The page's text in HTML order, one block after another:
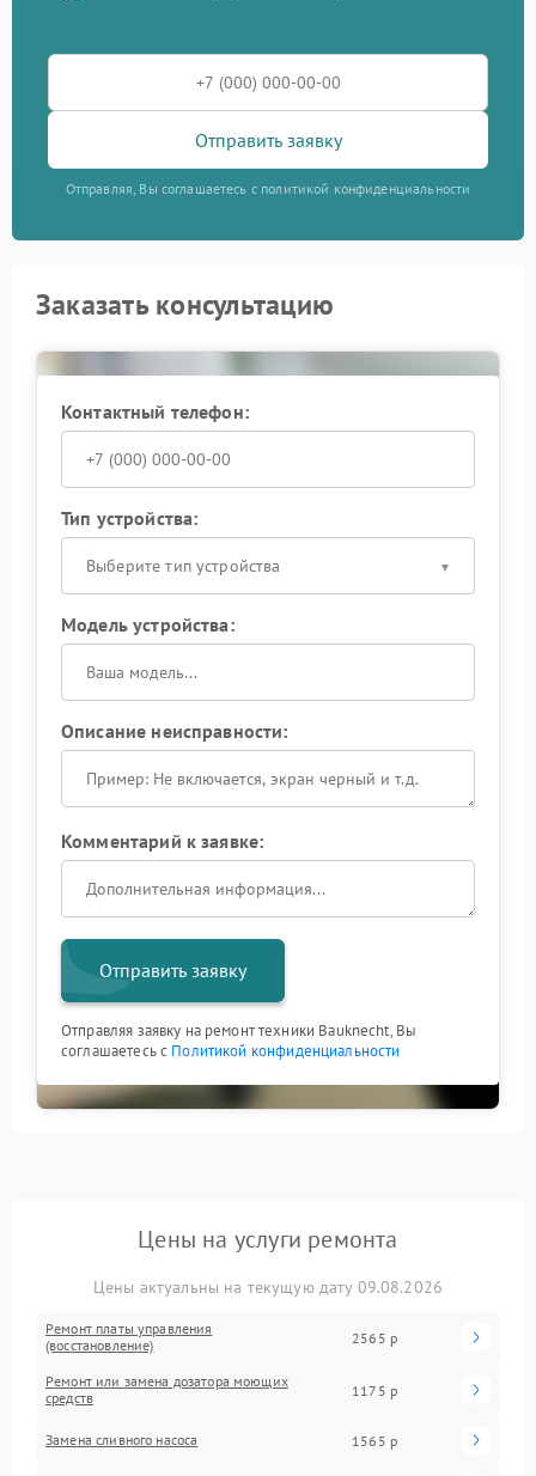
Отправить заявку
Отправляя, Вы соглашаетесь с политикой конфиденциальности
Заказать консультацию
Контактный телефон:
Тип устройства:
Выберите тип устройства
Модель устройства:
Описание неисправности:
Комментарий к заявке:
Отправить заявку
Отправляя заявку на ремонт техники Bauknecht, Вы
соглашаетесь с Политикой конфиденциальности
Цены на услуги ремонта
Цены актуальны на текущую дату 09.08.2026
Ремонт платы управления
(восстановление)
2565 р
Ремонт или замена дозатора моющих
средств
1175 р
Замена сливного насоса 1565 р